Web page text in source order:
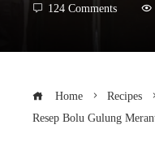
124 Comments
Home
Recipes
Resep Bolu Gulung